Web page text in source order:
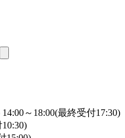
～18:00(最終受付17:30)